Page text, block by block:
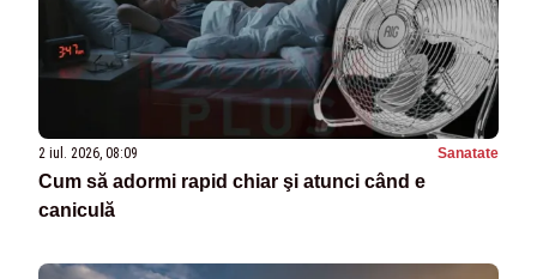
2 iul. 2026, 08:09 Sanatate
Cum să adormi rapid chiar şi atunci când e
caniculă